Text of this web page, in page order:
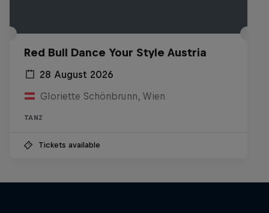
Red Bull Dance Your Style Austria
28 August 2026
Gloriette Schönbrunn, Wien
TANZ
Tickets available